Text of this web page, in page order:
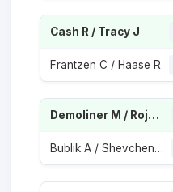
Cash R / Tracy J
Frantzen C / Haase R
Demoliner M / Rojer J-J
Bublik A / Shevchenko A